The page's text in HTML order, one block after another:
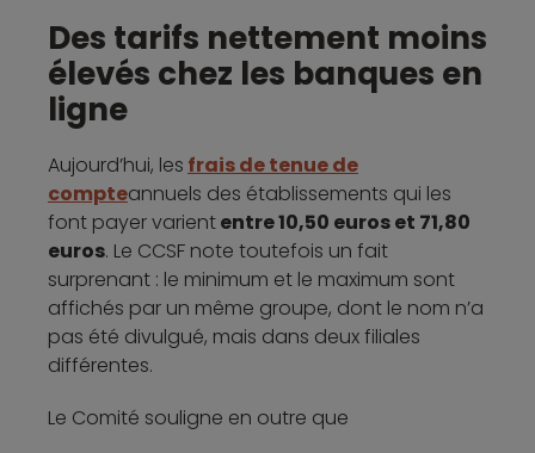
Des tarifs nettement moins
élevés chez les banques en
ligne
Aujourd’hui, les frais de tenue de
compteannuels des établissements qui les
font payer variententre 10,50 euros et 71,80
euros. Le CCSF note toutefois un fait
surprenant : le minimum et le maximum sont
affichés par un même groupe, dont le nom n’a
pas été divulgué, mais dans deux filiales
différentes.
Le Comité souligne en outre que